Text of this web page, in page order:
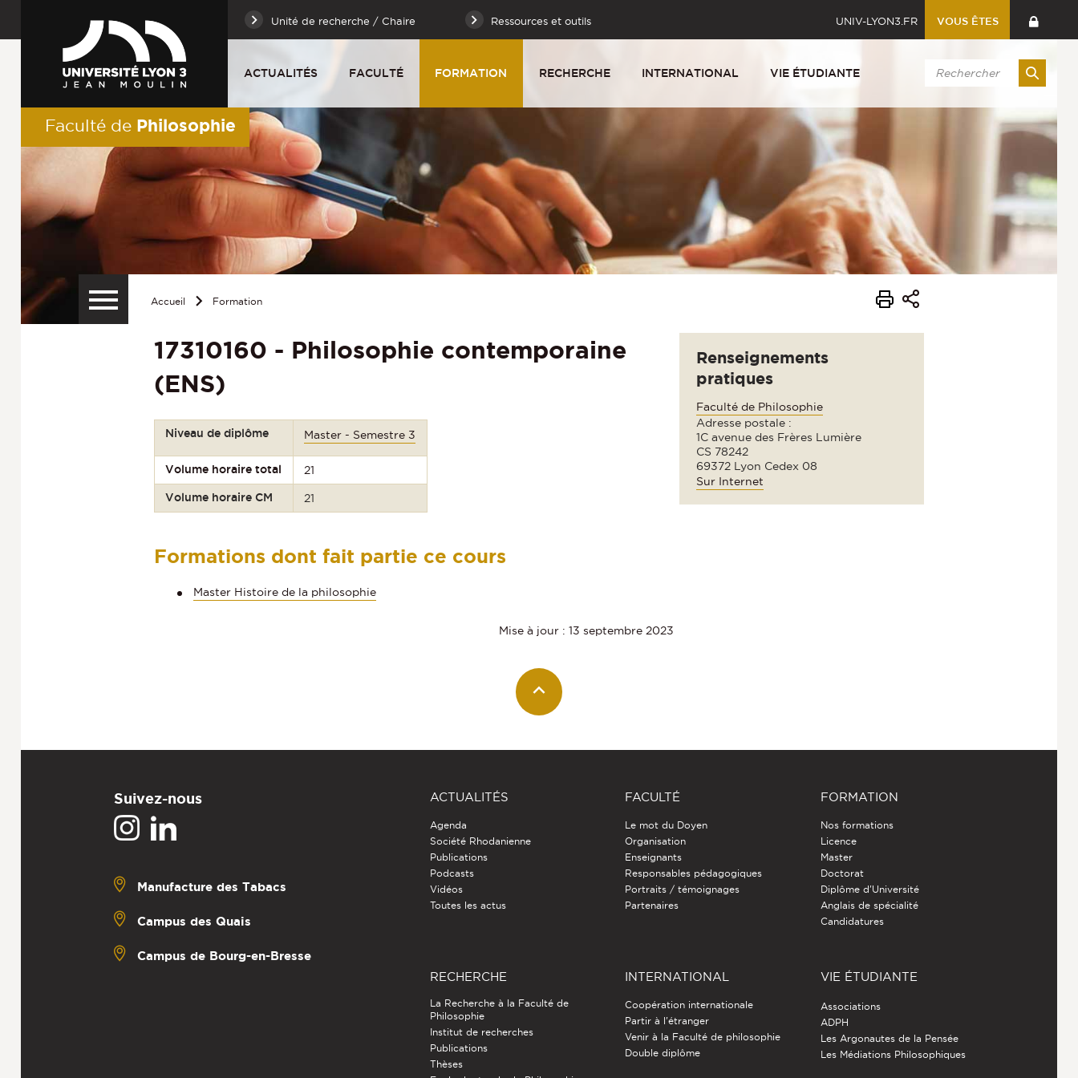
Unité de recherche / Chaire Ressources et outils UNIV-LYON3.FR VOUS ÊTES
ACTUALITÉS FACULTÉ FORMATION RECHERCHE INTERNATIONAL VIE ÉTUDIANTE
Faculté de Philosophie
Accueil Formation
17310160 - Philosophie contemporaine
(ENS)
Niveau de diplôme Master - Semestre 3
Volume horaire total 21
Volume horaire CM 21
Formations dont fait partie ce cours
Master Histoire de la philosophie
Renseignements
pratiques
Faculté de Philosophie
Adresse postale :
1C avenue des Frères Lumière
CS 78242
69372 Lyon Cedex 08
Sur Internet
Mise à jour : 13 septembre 2023
Suivez-nous
Manufacture des Tabacs
Campus des Quais
Campus de Bourg-en-Bresse
ACTUALITÉS
Agenda
Société Rhodanienne
Publications
Podcasts
Vidéos
Toutes les actus
FACULTÉ
Le mot du Doyen
Organisation
Enseignants
Responsables pédagogiques
Portraits / témoignages
Partenaires
FORMATION
Nos formations
Licence
Master
Doctorat
Diplôme d'Université
Anglais de spécialité
Candidatures
RECHERCHE
La Recherche à la Faculté de
Philosophie
Institut de recherches
Publications
Thèses
INTERNATIONAL
Coopération internationale
Partir à l'étranger
Venir à la Faculté de philosophie
Double diplôme
VIE ÉTUDIANTE
Associations
ADPH
Les Argonautes de la Pensée
Les Médiations Philosophiques